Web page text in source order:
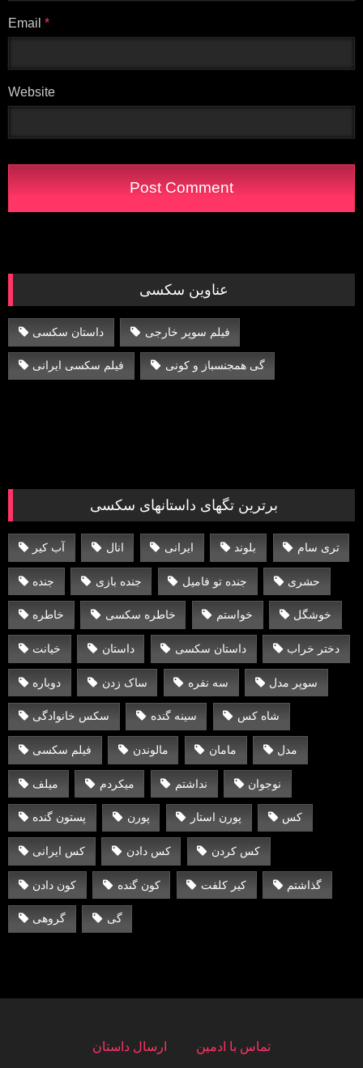
Email *
Website
عناوین سکسی
داستان سکسی فیلم سوپر خارجی
فیلم سکسی ایرانی گی همجنسباز و کونی
برترین تگهای داستانهای سکسی
آب کیر انال ایرانی بلوند تری سام
جنده جنده بازی جنده تو فامیل حشری
خاطره خاطره سکسی خواستم خوشگل
خیانت داستان داستان سکسی دختر خراب
دوباره ساک زدن سه نفره سوپر مدل
سکس خانوادگی سینه گنده شاه کس
فیلم سکسی مالوندن مامان مدل
میلف میکردم نداشتم نوجوان
پستون گنده پورن پورن استار کس
کس ایرانی کس دادن کس کردن
کون دادن کون گنده کیر کلفت گذاشتم
گروهی گی
تماس با ادمین ارسال داستان